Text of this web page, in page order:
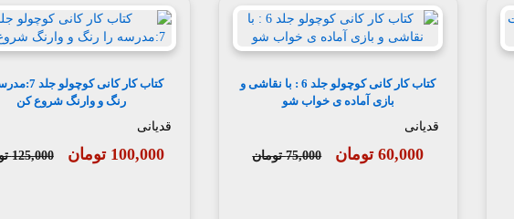
کتاب کار کانی کوچولو جلد 6 : با نقاشی و
بازی آماده ی خواب شو
قدیانی
60,000 تومان 75,000 تومان
کتاب کار کانی کوچولو
رنگ و وارنگ شروع کن
قدیانی
100,000 تومان 125,000 تومان